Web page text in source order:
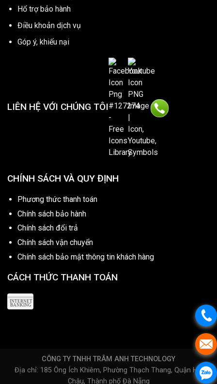
Hổ trợ bảo hành
Điều khoản dịch vụ
Góp ý, khiếu nại
LIÊN HỆ VỚI CHÚNG TÔI
CHÍNH SÁCH VÀ QUY ĐỊNH
Phương thức thanh toán
Chính sách bảo hành
Chính sách đổi trả
Chính sách vận chuyển
Chính sách bảo mật thông tin khách hàng
CÁCH THỨC THANH TOÁN
CÔNG TY TNHH TRÂM ANH TECHNOLOGY
Địa chỉ: 185 Ông Ích Khiêm, Phường Thạch Thang, Quận Hải
Châu, Thành phố Đà Nẵng